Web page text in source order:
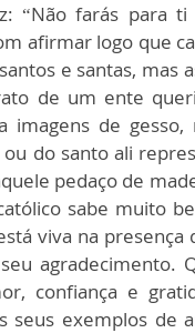
“Não farás para ti
afirmar logo que
e santas,
de um ente
imagens de
ou do santo ali
pedaço de
sabe muito
viva na presença
agradecimento.
confiança e
seus exemplos de